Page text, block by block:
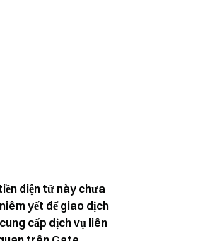
điện tử này chưa
yết để giao dịch
cấp dịch vụ liên